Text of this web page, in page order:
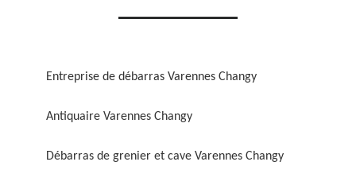
Entreprise de débarras Varennes Changy
Antiquaire Varennes Changy
Débarras de grenier et cave Varennes Changy